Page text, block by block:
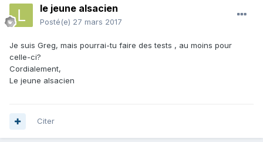
le jeune alsacien
Posté(e) 27 mars 2017
Je suis Greg, mais pourrai-tu faire des tests , au moins pour
celle-ci?
Cordialement,
Le jeune alsacien
Citer